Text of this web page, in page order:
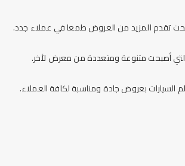
تقدم المزيد من العروض طمعا في عملاء جدد.
التي أصبحت متنوعة ومتعددة من معرض لأخر.
بعروض جادة ومناسبة لكافة العملاء.